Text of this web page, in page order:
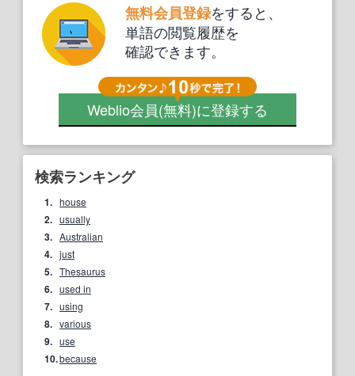
無料会員登録をすると、
単語の閲覧履歴を
確認できます。
Weblio会員(無料)に登録する
検索ランキング
1. house
2. usually
3. Australian
4. just
5. Thesaurus
6. used in
7. using
8. various
9. use
10.because